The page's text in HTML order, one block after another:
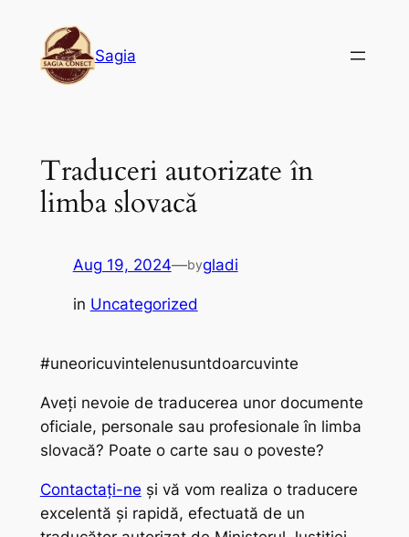
content
Sagia
Traduceri autorizate în
limba slovacă
Aug 19, 2024—bygladi
in Uncategorized
#uneoricuvintelenusuntdoarcuvinte
Aveți nevoie de traducerea unor documente
oficiale, personale sau profesionale în limba
slovacă? Poate o carte sau o poveste?
Contactați-ne și vă vom realiza o traducere
excelentă și rapidă, efectuată de un